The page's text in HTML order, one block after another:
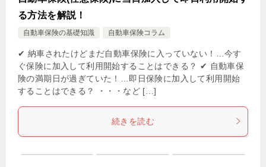
る方法を解説！
自動車保険の基礎知識 自動車保険コラム
✔ 納車されたけどまだ自動車保険に入っていない！…今す
ぐ保険に加入して利用開始することはできる？ ✔ 自動車保
険の満期日が過ぎていた！…即日保険に加入して利用開始
することはできる？ ・・・など […]
続きを読む